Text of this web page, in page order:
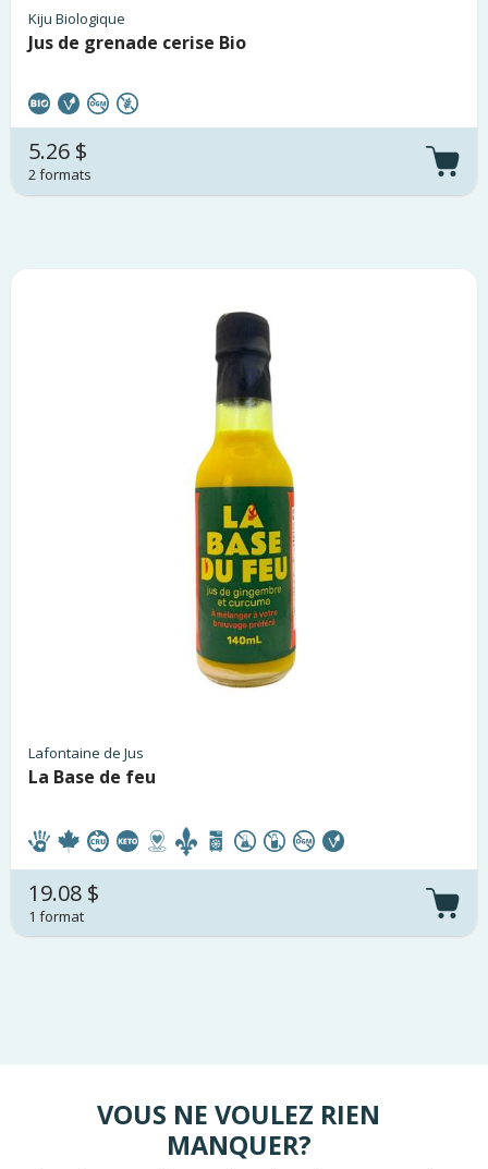
Kiju Biologique
Jus de grenade cerise Bio
5.26 $
2 formats
Lafontaine de Jus
La Base de feu
19.08 $
1 format
VOUS NE VOULEZ RIEN
MANQUER?